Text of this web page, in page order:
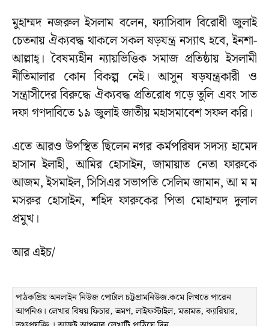
মুহাম্মদ নজরুল ইসলাম বলেন, ফ্যাসিবাদ বিরোধী জুলাই
চেতনায় ঐক্যবদ্ধ থাকলে সকল ষড়যন্ত্র নস্যাৎ হবে, ইনশা-
আল্লাহ্। বৈষম্যহীন ন্যায়ভিত্তিক সমাজ প্রতিষ্ঠায় ইসলামী
নীতিমালার কোন বিকল্প নেই। আসুন ষড়যন্ত্রকারী ও
সন্ত্রাসীদের বিরুদ্ধে ঐক্যবদ্ধ প্রতিরোধ গড়ে তুলি এবং সাত
দফা গণদাবিতে ১৯ জুলাই জাতীয় মহাসমাবেশ সফল করি।
এতে আরও উপস্থিত ছিলেন নগর কর্মপরিষদ সদস্য হামেদ
হাসান ইলাহী, আমির হোসাইন, জামায়াত নেতা ফারুকে
আজম, ইসমাইল, সিসিএর সভাপতি সেলিম জামান, আ ম ম
মসরুর হোসাইন, শহিদ ফারুকের পিতা মোহাম্মদ দুলাল
প্রমুখ।
আর এইচ/
পাঠকপ্রিয় অনলাইন নিউজ পোর্টাল চট্টগ্রামনিউজ.কমে লিখতে পারেন
আপনিও। লেখার বিষয় ফিচার, ভ্রমণ, লাইফস্টাইল, মতামত, ক্যারিয়ার,